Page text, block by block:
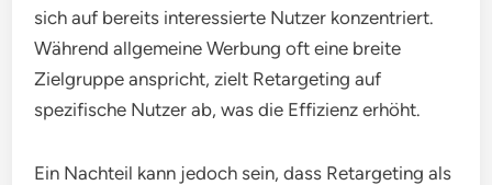
sich auf bereits interessierte Nutzer konzentriert.
Während allgemeine Werbung oft eine breite
Zielgruppe anspricht, zielt Retargeting auf
spezifische Nutzer ab, was die Effizienz erhöht.
Ein Nachteil kann jedoch sein, dass Retargeting als